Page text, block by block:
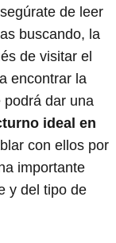
de leer
buscando, la
de visitar el
encontrar la
podrá dar una
ideal en
con ellos por
importante
y del tipo de